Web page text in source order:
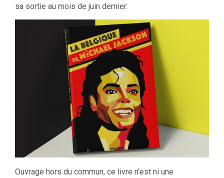
sa sortie au mois de juin dernier.
Ouvrage hors du commun, ce livre n’est ni une